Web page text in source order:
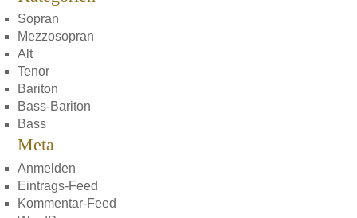
Sopran
Mezzosopran
Alt
Tenor
Bariton
Bass-Bariton
Bass
Meta
Anmelden
Eintrags-Feed
Kommentar-Feed